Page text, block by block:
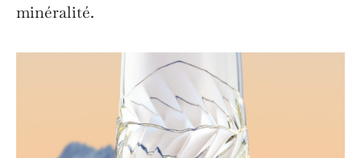
minéralité.